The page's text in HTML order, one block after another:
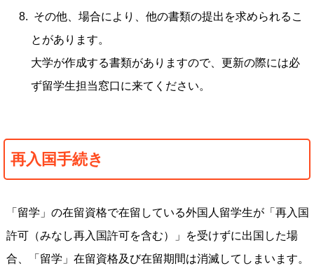
その他、場合により、他の書類の提出を求められるこ
とがあります。
大学が作成する書類がありますので、更新の際には必
ず留学生担当窓口に来てください。
再入国手続き
「留学」の在留資格で在留している外国人留学生が「再入国
許可（みなし再入国許可を含む）」を受けずに出国した場
合、「留学」在留資格及び在留期間は消滅してしまいます。